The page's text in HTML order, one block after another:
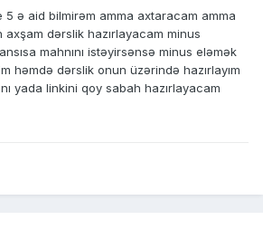
ə aid bilmirəm amma axtaracam amma
dərslik hazırlayacam minus
mahnını istəyirsənsə minus eləmək
həmdə dərslik onun üzərində hazırlayım
yada linkini qoy sabah hazırlayacam